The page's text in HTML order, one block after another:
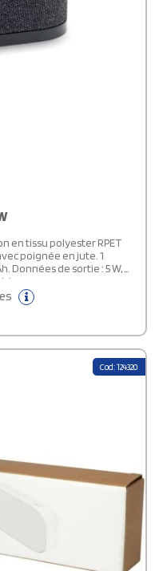
en tissu polyester RPET
poignée en jute. 1
de sortie : 5 W, 4
h.
Cod: 124320